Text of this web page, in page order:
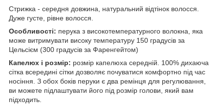
Стрижка - середня довжина, натуральний відтінок волосся.
Дуже густе, рівне волосся.
Особливості: перука з високотемпературного волокна, яка
може витримувати високу температуру 150 градусів за
Цельсієм (300 градусів за Фаренгейтом)
Капелюх і розмір: розмір капелюха середній. 100% дихаюча
сітка всередині сітки дозволяє почуватися комфортно під час
носіння. З обох боків перуки є два ремінця для регулювання,
ви можете підлаштувати його під розмір голови, який вам
підходить.